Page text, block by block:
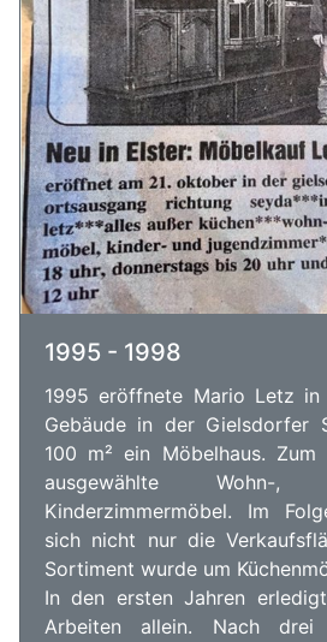
1995 - 1998
1995 eröffnete Mario Letz in
Gebäude in der Gielsdorfer
100 m² ein Möbelhaus.
ausgewählte
Kinderzimmermöbel. Im
sich nicht nur die
Sortiment wurde um
In den ersten Jahren
Arbeiten allein. Nach drei